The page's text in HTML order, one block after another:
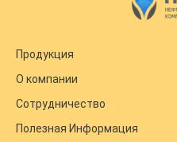
Продукция
О компании
Сотрудничество
Полезная Информация